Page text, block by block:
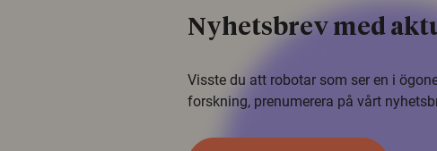
Nyhetsbrev med
Visste du att robotar som ser en i
forskning, prenumerera på vårt